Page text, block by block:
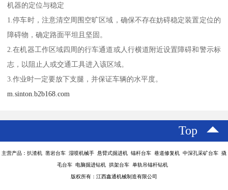
机器的定位与稳定
1.停车时，注意清空周围空旷区域，确保不存在妨碍稳定装置定位的
障碍物，确定路面平坦且坚固。
2.在机器工作区域四周的行车通道或人行横道附近设置障碍和警示标
志，以阻止人或交通工具进入该区域。
3.作业时一定要放下支腿，并保证车辆的水平度。
m.sinton.b2b168.com
Top
主营产品：扒渣机 凿岩台车 湿喷机械手 悬臂式掘进机 锚杆台车 巷道修复机 中深孔采矿台车 撬
毛台车 电脑掘进钻机 拱架台车 单轨吊锚杆钻机
版权所有：江西鑫通机械制造有限公司